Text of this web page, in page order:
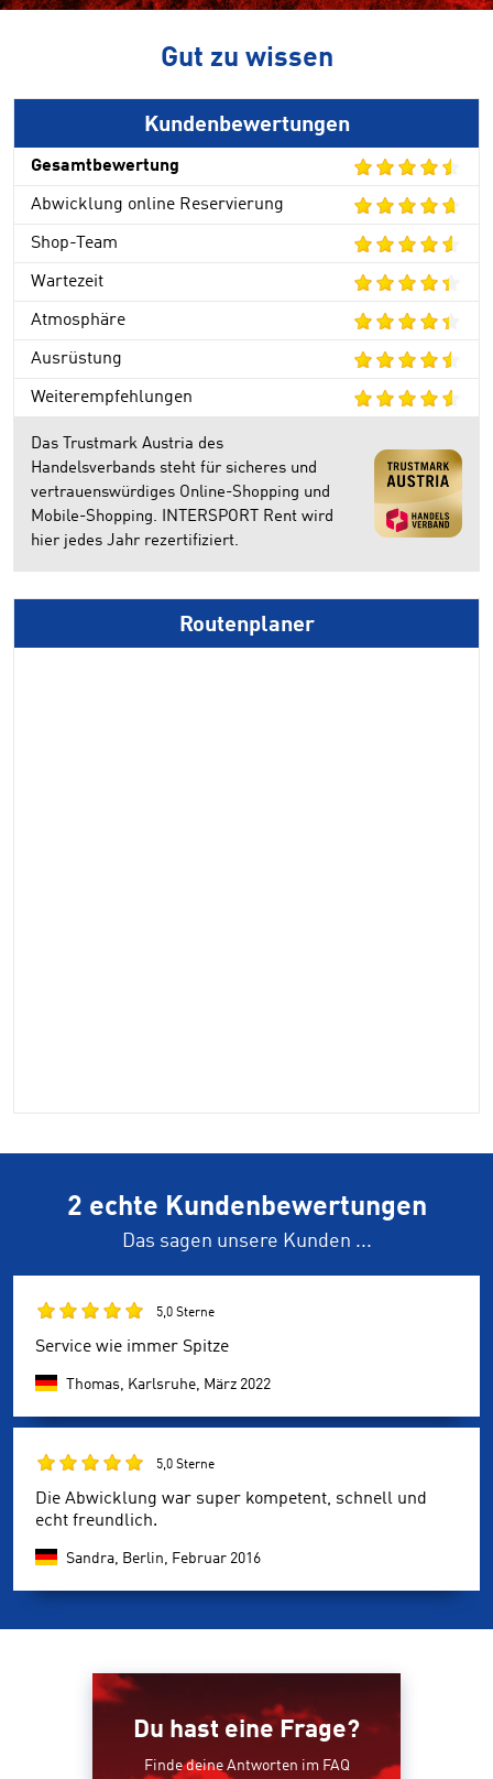
Gut zu wissen
Kundenbewertungen
Gesamtbewertung
Abwicklung online Reservierung
Shop-Team
Wartezeit
Atmosphäre
Ausrüstung
Weiterempfehlungen
Das Trustmark Austria des
Handelsverbands steht für sicheres und
vertrauenswürdiges Online-Shopping und
Mobile-Shopping. INTERSPORT Rent wird
hier jedes Jahr rezertifiziert.
Routenplaner
2 echte Kundenbewertungen
Das sagen unsere Kunden ...
5,0 Sterne
Service wie immer Spitze
Thomas, Karlsruhe, März 2022
5,0 Sterne
Die Abwicklung war super kompetent, schnell und
echt freundlich.
Sandra, Berlin, Februar 2016
Du hast eine Frage?
Finde deine Antworten im FAQ